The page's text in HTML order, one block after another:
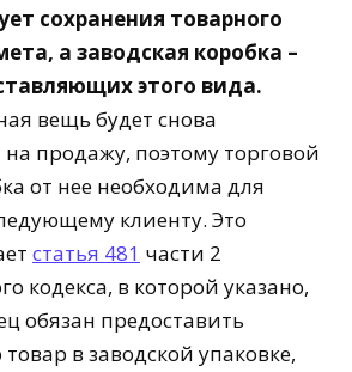
сохранения товарного
а заводская коробка –
этого вида.
вещь будет снова
продажу, поэтому торговой
от нее необходима для
клиенту. Это
статья 481 части 2
кодекса, в которой указано,
обязан предоставить
в заводской упаковке,